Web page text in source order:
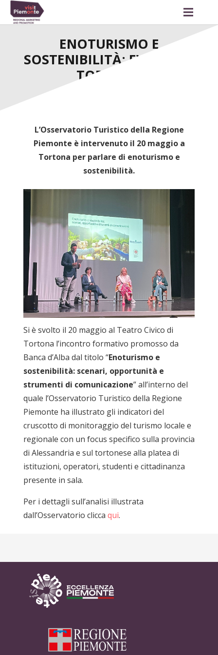
ENOTURISMO E
SOSTENIBILITÀ: EVENTO A
TORTONA
L’Osservatorio Turistico della Regione
Piemonte è intervenuto il 20 maggio a
Tortona per parlare di enoturismo e
sostenibilità.
Si è svolto il 20 maggio al Teatro Civico di
Tortona l’incontro formativo promosso da
Banca d’Alba dal titolo “Enoturismo e
sostenibilità: scenari, opportunità e
strumenti di comunicazione” all’interno del
quale l’Osservatorio Turistico della Regione
Piemonte ha illustrato gli indicatori del
cruscotto di monitoraggio del turismo locale e
regionale con un focus specifico sulla provincia
di Alessandria e sul tortonese alla platea di
istituzioni, operatori, studenti e cittadinanza
presente in sala.
Per i dettagli sull’analisi illustrata
dall’Osservatorio clicca qui.